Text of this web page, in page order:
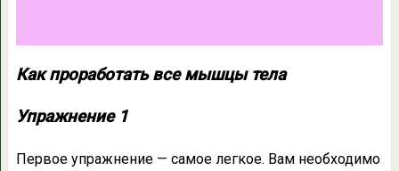
Как проработать все мышцы тела
Упражнение 1
Первое упражнение — самое легкое. Вам необходимо